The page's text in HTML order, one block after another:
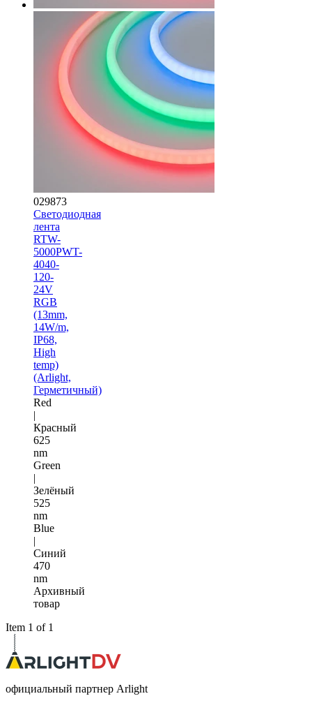
029873
Светодиодная
лента
RTW-
5000PWT-
4040-
120-
24V
RGB
(13mm,
14W/m,
IP68,
High
temp)
(Arlight,
Герметичный)
Red
|
Красный
625
nm
Green
|
Зелёный
525
nm
Blue
|
Синий
470
nm
Архивный
товар
Item 1 of 1
официальный партнер Arlight